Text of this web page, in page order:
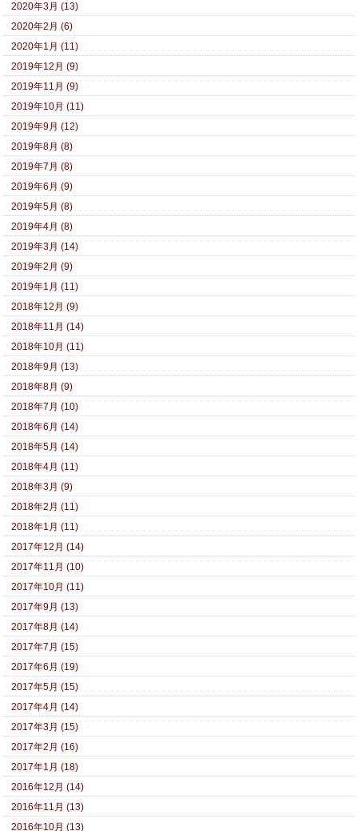
2020年3月 (13)
2020年2月 (6)
2020年1月 (11)
2019年12月 (9)
2019年11月 (9)
2019年10月 (11)
2019年9月 (12)
2019年8月 (8)
2019年7月 (8)
2019年6月 (9)
2019年5月 (8)
2019年4月 (8)
2019年3月 (14)
2019年2月 (9)
2019年1月 (11)
2018年12月 (9)
2018年11月 (14)
2018年10月 (11)
2018年9月 (13)
2018年8月 (9)
2018年7月 (10)
2018年6月 (14)
2018年5月 (14)
2018年4月 (11)
2018年3月 (9)
2018年2月 (11)
2018年1月 (11)
2017年12月 (14)
2017年11月 (10)
2017年10月 (11)
2017年9月 (13)
2017年8月 (14)
2017年7月 (15)
2017年6月 (19)
2017年5月 (15)
2017年4月 (14)
2017年3月 (15)
2017年2月 (16)
2017年1月 (18)
2016年12月 (14)
2016年11月 (13)
2016年10月 (13)